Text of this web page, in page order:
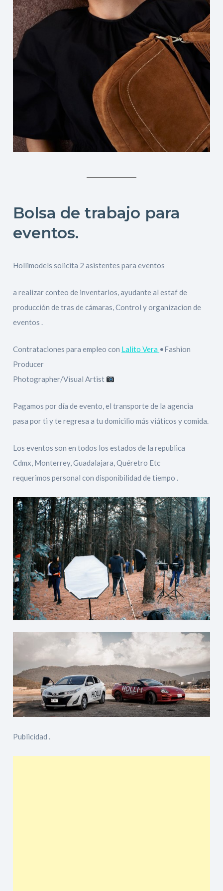
Bolsa de trabajo para
eventos.
Hollimodels solicita 2 asistentes para eventos
a realizar conteo de inventarios, ayudante al estaf de
producción de tras de cámaras, Control y organizacion de
eventos .
Contrataciones para empleo con Lalito Vera •Fashion
Producer
Photographer/Visual Artist
Pagamos por día de evento, el transporte de la agencia
pasa por ti y te regresa a tu domicilio más viáticos y comida.
Los eventos son en todos los estados de la republica
Cdmx, Monterrey, Guadalajara, Quéretro Etc
requerimos personal con disponibilidad de tiempo .
Publicidad .